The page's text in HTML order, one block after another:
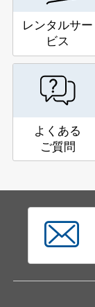
レンタルサー
ビス
よくある
ご質問